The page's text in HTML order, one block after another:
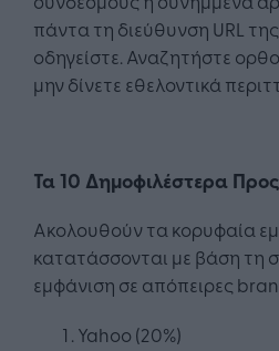
πάντα τη διεύθυνση URL
οδηγείστε. Αναζητήστε
μην δίνετε εθελοντικά
Τα 10 Δημοφιλέστερα
Ακολουθούν τα κορυφαία
κατατάσσονται με βάση τη
εμφάνιση σε απόπειρες
Yahoo (20%)